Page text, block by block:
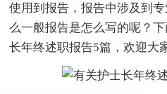
使用到报告，报告中涉及到
么一般报告是怎么写的呢？
长年终述职报告5篇，欢迎大